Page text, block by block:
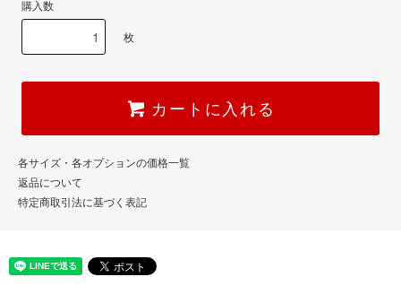
購入数
枚
カートに入れる
各サイズ・各オプションの価格一覧
返品について
特定商取引法に基づく表記